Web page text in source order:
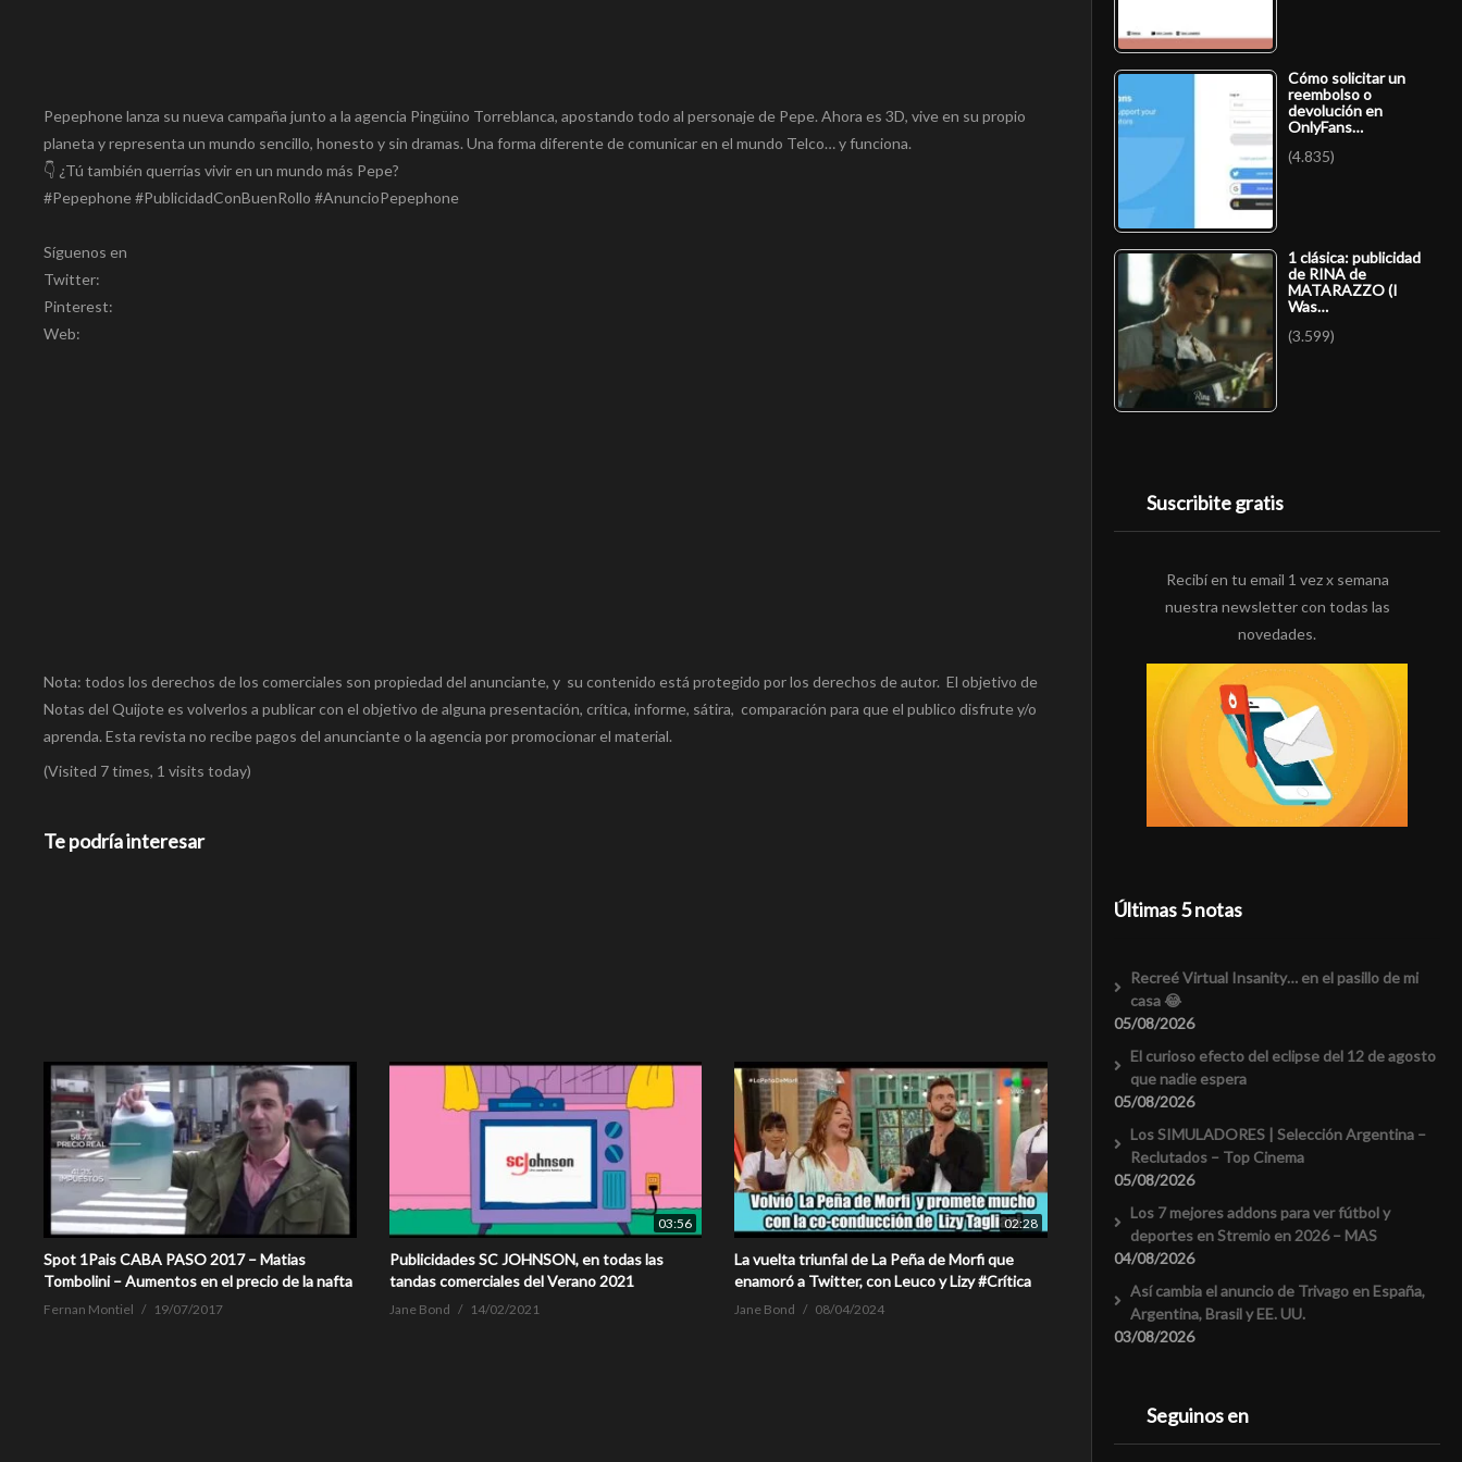
Pepephone lanza su nueva campaña junto a la agencia Pingüino Torreblanca, apostando todo al personaje de Pepe. Ahora es 3D, vive en su propio
planeta y representa un mundo sencillo, honesto y sin dramas. Una forma diferente de comunicar en el mundo Telco… y funciona.
👇 ¿Tú también querrías vivir en un mundo más Pepe?
#Pepephone #PublicidadConBuenRollo #AnuncioPepephone
Síguenos en
Twitter:
Pinterest:
Web:
Nota: todos los derechos de los comerciales son propiedad del anunciante, y su contenido está protegido por los derechos de autor. El objetivo de
Notas del Quijote es volverlos a publicar con el objetivo de alguna presentación, crítica, informe, sátira, comparación para que el publico disfrute y/o
aprenda. Esta revista no recibe pagos del anunciante o la agencia por promocionar el material.
(Visited 7 times, 1 visits today)
Te podría interesar
Spot 1Pais CABA PASO 2017 – Matias
Tombolini – Aumentos en el precio de la nafta
Fernan Montiel 19/07/2017
03:56
Publicidades SC JOHNSON, en todas las
tandas comerciales del Verano 2021
Jane Bond 14/02/2021
02:28
La vuelta triunfal de La Peña de Morfi que
enamoró a Twitter, con Leuco y Lizy #Crítica
Jane Bond 08/04/2024
Cómo solicitar un
reembolso o
devolución en
OnlyFans…
(4.835)
1 clásica: publicidad
de RINA de
MATARAZZO (I
Was…
(3.599)
Suscribite gratis
Recibí en tu email 1 vez x semana
nuestra newsletter con todas las
novedades.
Últimas 5 notas
Recreé Virtual Insanity… en el pasillo de mi
casa 😂
05/08/2026
El curioso efecto del eclipse del 12 de agosto
que nadie espera
05/08/2026
Los SIMULADORES | Selección Argentina –
Reclutados – Top Cinema
05/08/2026
Los 7 mejores addons para ver fútbol y
deportes en Stremio en 2026 – MAS
04/08/2026
Así cambia el anuncio de Trivago en España,
Argentina, Brasil y EE. UU.
03/08/2026
Seguinos en